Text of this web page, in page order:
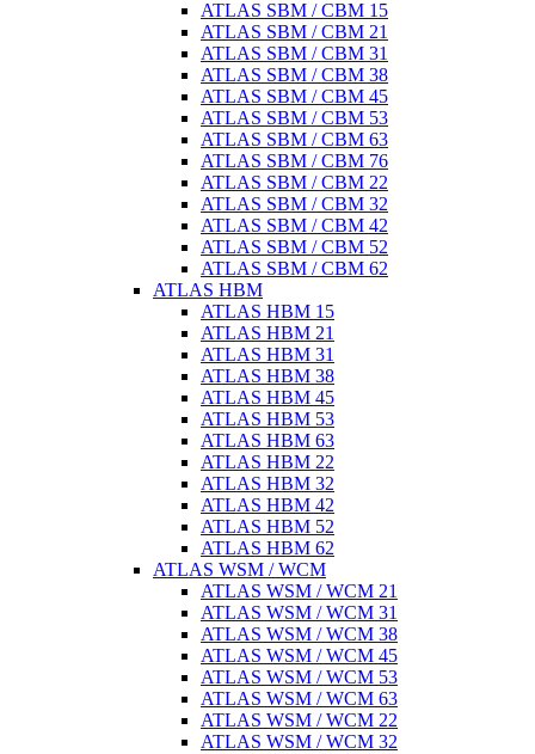
ATLAS SBM / CBM 15
ATLAS SBM / CBM 21
ATLAS SBM / CBM 31
ATLAS SBM / CBM 38
ATLAS SBM / CBM 45
ATLAS SBM / CBM 53
ATLAS SBM / CBM 63
ATLAS SBM / CBM 76
ATLAS SBM / CBM 22
ATLAS SBM / CBM 32
ATLAS SBM / CBM 42
ATLAS SBM / CBM 52
ATLAS SBM / CBM 62
ATLAS HBM
ATLAS HBM 15
ATLAS HBM 21
ATLAS HBM 31
ATLAS HBM 38
ATLAS HBM 45
ATLAS HBM 53
ATLAS HBM 63
ATLAS HBM 22
ATLAS HBM 32
ATLAS HBM 42
ATLAS HBM 52
ATLAS HBM 62
ATLAS WSM / WCM
ATLAS WSM / WCM 21
ATLAS WSM / WCM 31
ATLAS WSM / WCM 38
ATLAS WSM / WCM 45
ATLAS WSM / WCM 53
ATLAS WSM / WCM 63
ATLAS WSM / WCM 22
ATLAS WSM / WCM 32